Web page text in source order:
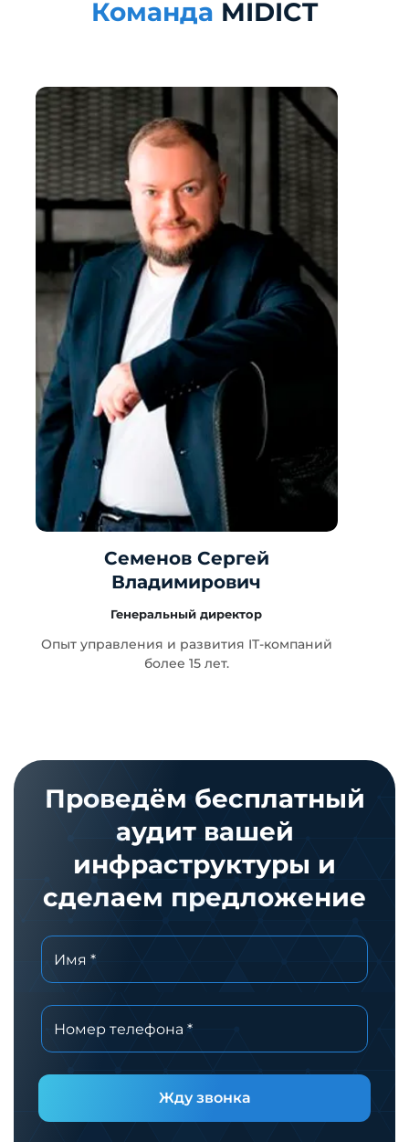
Команда MIDICT
Семенов Сергей
Владимирович
Генеральный директор
Опыт управления и развития IT-компаний
более 15 лет.
Проведём бесплатный
аудит вашей
инфраструктуры и
сделаем предложение
Жду звонка